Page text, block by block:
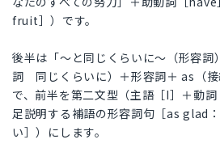
fruit］）です。
後半は「～と同じくらいに～（形容詞
詞 同じくらいに）＋形容詞＋ as（
で、前半を第二文型（主語［I］＋動
足説明する補語の形容詞句［as glad
い］）にします。